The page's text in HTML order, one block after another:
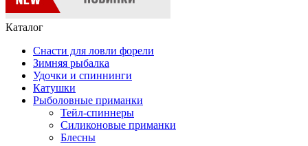
Каталог
Снасти для ловли форели
Зимняя рыбалка
Удочки и спиннинги
Катушки
Рыболовные приманки
Тейл-спиннеры
Силиконовые приманки
Блесны